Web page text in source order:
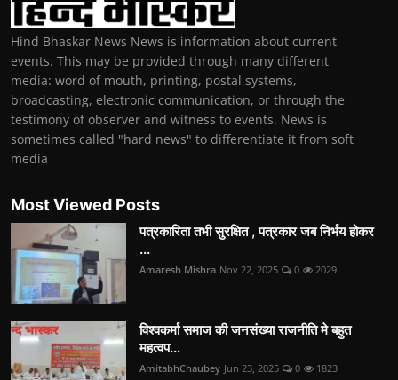
Hind Bhaskar News News is information about current
events. This may be provided through many different
media: word of mouth, printing, postal systems,
broadcasting, electronic communication, or through the
testimony of observer and witness to events. News is
sometimes called "hard news" to differentiate it from soft
media
Most Viewed Posts
पत्रकारिता तभी सुरक्षित , पत्रकार जब निर्भय होकर
...
Amaresh Mishra Nov 22, 2025 0 2029
विश्वकर्मा समाज की जनसंख्या राजनीति मे बहुत
महत्वप...
AmitabhChaubey Jun 23, 2025 0 1823